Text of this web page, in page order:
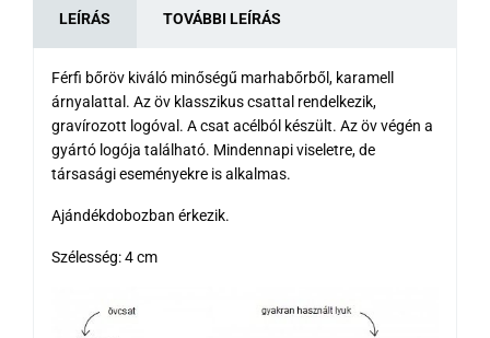
LEÍRÁS TOVÁBBI LEÍRÁS
Férfi bőröv kiváló minőségű marhabőrből, karamell
árnyalattal. Az öv klasszikus csattal rendelkezik,
gravírozott logóval. A csat acélból készült. Az öv végén a
gyártó logója található. Mindennapi viseletre, de
társasági eseményekre is alkalmas.
Ajándékdobozban érkezik.
Szélesség: 4 cm